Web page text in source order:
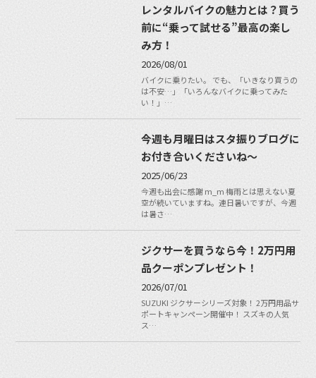
レンタルバイクの魅力とは？買う
前に“乗って試せる”最高の楽し
み方！
2026/08/01
バイクに乗りたい。 でも、「いきなり買うの
は不安…」「いろんなバイクに乗ってみた
い！」…
今週も月曜日はスタ振りブログに
お付き合いくださいね〜
2025/06/23
今週も出会に感謝 m_m 梅雨とは思えない夏
空が続いていますね。連日暑いですが、今週
は暑さ…
ジクサーを買うなら今！2万円用
品クーポンプレゼント！
2026/07/01
SUZUKI ジクサーシリーズ対象！ 2万円用品サ
ポートキャンペーン開催中！ スズキの人気
ス…